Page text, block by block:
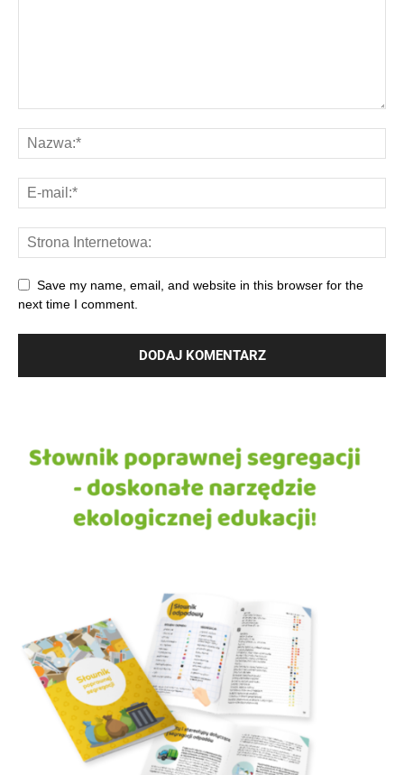
Save my name, email, and website in this browser for the
next time I comment.